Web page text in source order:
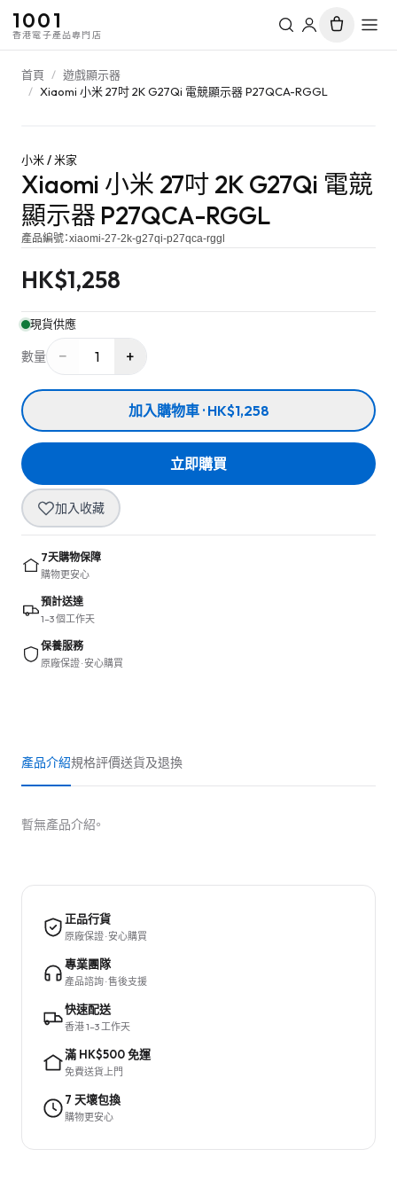
1001
香港電子產品專門店
首頁 / 遊戲顯示器
/ Xiaomi 小米 27吋 2K G27Qi 電競顯示器 P27QCA-RGGL
小米 / 米家
Xiaomi 小米 27吋 2K G27Qi 電競
顯示器 P27QCA-RGGL
產品編號：xiaomi-27-2k-g27qi-p27qca-rggl
HK$1,258
現貨供應
數量 − 1 +
加入購物車 · HK$1,258
立即購買
加入收藏
7天購物保障
購物更安心
預計送達
1–3 個工作天
保養服務
原廠保證 · 安心購買
產品介紹規格評價送貨及退換
暫無產品介紹。
正品行貨
原廠保證 · 安心購買
專業團隊
產品諮詢 · 售後支援
快速配送
香港 1–3 工作天
滿 HK$500 免運
免費送貨上門
7 天壞包換
購物更安心